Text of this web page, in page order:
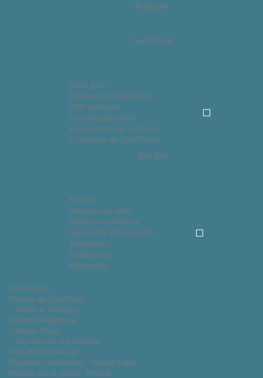
Bretagne
Sud-Ouest
Foies gras
Terrines du Sud-Ouest
Plats préparés
Accompagnement
Fruits rafraichis à l'alcool
Confitures du Sud-Ouest
Sud-Est
Herbes
Poissons du midi
Producteur d'olives
Spécialités Provençales
Tartinables
Condiments
Moutardes
ardéchoises
Terrines du Sud-Ouest
Huiles & Vinaigres
Huilerie Beaujolaise
L'artisan Popol
Condiments & Aromates
Sels et fleurs de sel
Moutardes artisanales - Maison Fallot
Moulins sel et poivre : Mirvine